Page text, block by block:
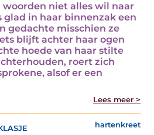
woorden niet alles wil naar
in haar binnenzak een
gedachte misschien ze
blijft achter haar ogen
hoede van haar stilte
roert zich
alsof er een
Lees meer >
hartenkreet